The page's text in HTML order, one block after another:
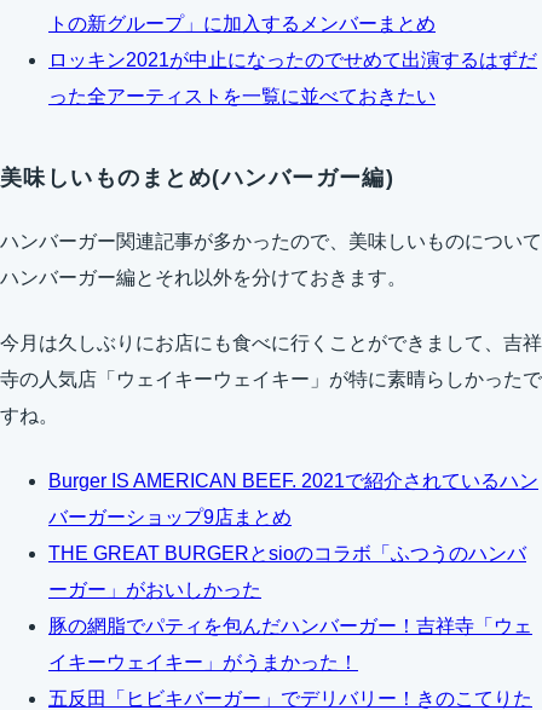
トの新グループ」に加入するメンバーまとめ
ロッキン2021が中止になったのでせめて出演するはずだ
った全アーティストを一覧に並べておきたい
美味しいものまとめ(ハンバーガー編)
ハンバーガー関連記事が多かったので、美味しいものについて
ハンバーガー編とそれ以外を分けておきます。
今月は久しぶりにお店にも食べに行くことができまして、吉祥
寺の人気店「ウェイキーウェイキー」が特に素晴らしかったで
すね。
Burger IS AMERICAN BEEF. 2021で紹介されているハン
バーガーショップ9店まとめ
THE GREAT BURGERとsioのコラボ「ふつうのハンバ
ーガー」がおいしかった
豚の網脂でパティを包んだハンバーガー！吉祥寺「ウェ
イキーウェイキー」がうまかった！
五反田「ヒビキバーガー」でデリバリー！きのこてりた